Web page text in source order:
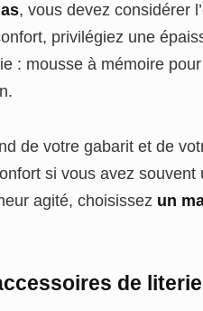
, vous devez considérer
privilégiez une
: mousse à mémoire
de votre gabarit et de
si vous avez
agité, choisissez un
de literie